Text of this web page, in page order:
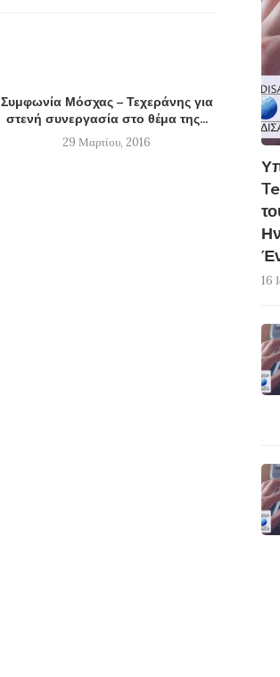
Συμφωνία Μόσχας – Τεχεράνης για
στενή συνεργασία στο θέμα της...
29 Μαρτίου, 2016
16